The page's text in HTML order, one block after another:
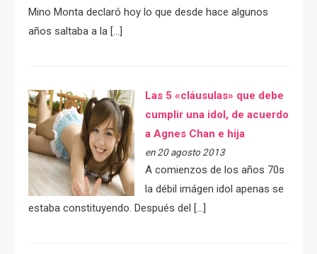
Mino Monta declaró hoy lo que desde hace algunos
años saltaba a la […]
Las 5 «cláusulas» que debe
cumplir una idol, de acuerdo
a Agnes Chan e hija
en 20 agosto 2013
A comienzos de los años 70s
la débil imágen idol apenas se
estaba constituyendo. Después del […]